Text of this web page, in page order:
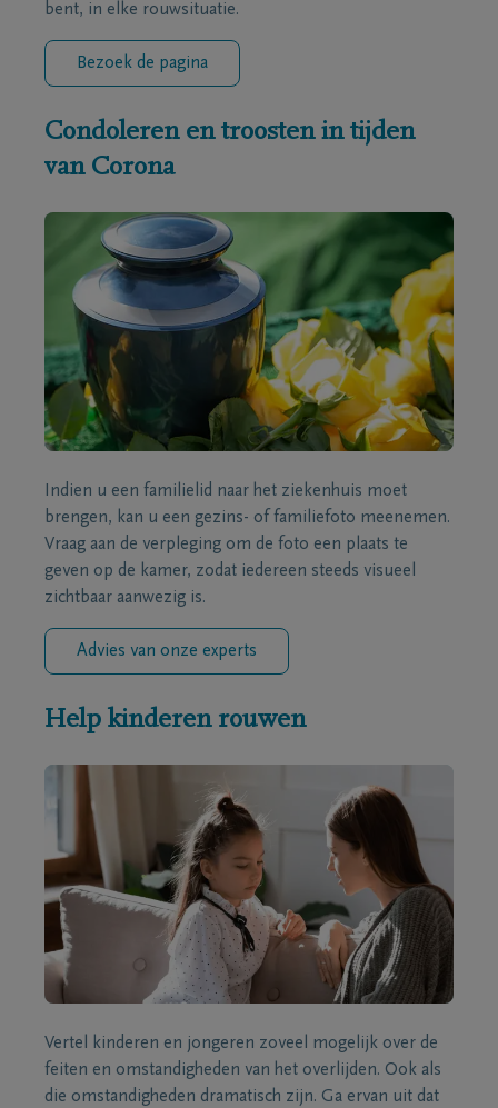
bent, in elke rouwsituatie.
Bezoek de pagina
Condoleren en troosten in tijden
van Corona
Indien u een familielid naar het ziekenhuis moet
brengen, kan u een gezins- of familiefoto meenemen.
Vraag aan de verpleging om de foto een plaats te
geven op de kamer, zodat iedereen steeds visueel
zichtbaar aanwezig is.
Advies van onze experts
Help kinderen rouwen
Vertel kinderen en jongeren zoveel mogelijk over de
feiten en omstandigheden van het overlijden. Ook als
die omstandigheden dramatisch zijn. Ga ervan uit dat